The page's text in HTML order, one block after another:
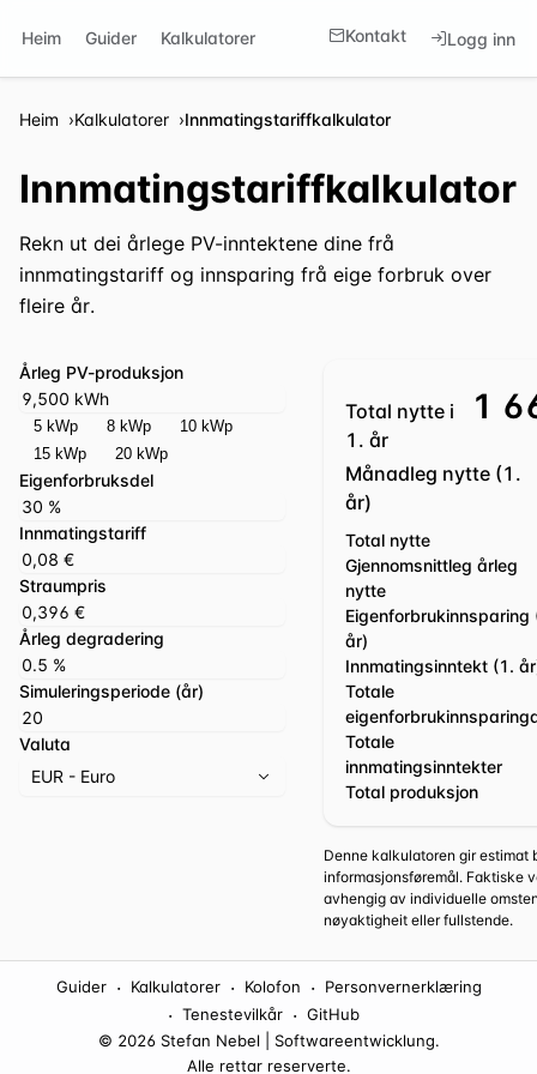
Heim Guider Kalkulatorer Kontakt Logg inn
Heim Kalkulatorer Innmatingstariffkalkulator
Innmatingstariffkalkulator
Rekn ut dei årlege PV-inntektene dine frå
innmatingstariff og innsparing frå eige forbruk over
fleire år.
Årleg PV-produksjon
5 kWp 8 kWp
10 kWp
15 kWp
20 kWp
Eigenforbruksdel
Innmatingstariff
Straumpris
Årleg degradering
Simuleringsperiode (år)
Valuta
EUR - Euro
Total nytte i
1. år
1
Månadleg nytte (1.
år)
Total nytte
Gjennomsnittleg årleg
nytte
Eigenforbrukinnsparing
år)
Innmatingsinntekt (1.
Totale
Totale
innmatingsinntekter
Total produksjon
Denne kalkulatoren gir estimat
informasjonsføremål. Faktiske
avhengig av individuelle
nøyaktigheit eller fullstende.
Guider · Kalkulatorer · Kolofon · Personvernerklæring
· Tenestevilkår · GitHub
© 2026 Stefan Nebel | Softwareentwicklung.
Alle rettar reserverte.